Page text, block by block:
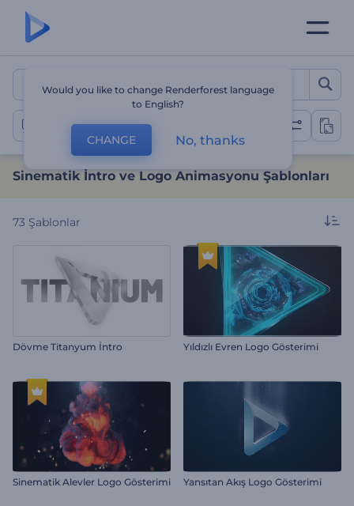
Sinematik İntro ve Logo
Sinematik İntrolar
Sinematik İntro ve Logo Animasyonu Şablonları
73 Şablonlar
Dövme Titanyum İntro Yıldızlı Evren Logo Gösterimi
Sinematik Alevler Logo Gösterimi Yansıtan Akış Logo Gösterimi
Would you like to change Renderforest language
to English?
CHANGE No, thanks